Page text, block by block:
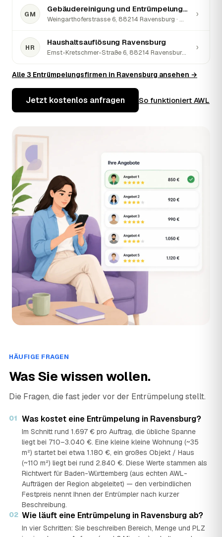
GM
Gebäudereinigung und Entrümpelung Luigi Marranghelli
Weingarthoferstrasse 6, 88214 Ravensburg · ★ 5 (2)
›
HR
Haushaltsauflösung Ravensburg
Ernst-Kretschmer-Straße 6, 88214 Ravensburg · ★ 5 (33)
›
Alle 3 Entrümpelungsfirmen in Ravensburg ansehen →
Jetzt kostenlos anfragen So funktioniert AWL
HÄUFIGE FRAGEN
Was Sie wissen wollen.
Die Fragen, die fast jeder vor der Entrümpelung stellt.
01 Was kostet eine Entrümpelung in Ravensburg?
Im Schnitt rund 1.697 € pro Auftrag, die übliche Spanne
liegt bei 710–3.040 €. Eine kleine kleine Wohnung (~35
m²) startet bei etwa 1.180 €, ein großes Objekt / Haus
(~110 m²) liegt bei rund 2.840 €. Diese Werte stammen als
Richtwert für Baden-Württemberg (aus echten AWL-
Aufträgen der Region abgeleitet) — den verbindlichen
Festpreis nennt Ihnen der Entrümpler nach kurzer
Beschreibung.
02 Wie läuft eine Entrümpelung in Ravensburg ab?
In vier Schritten: Sie beschreiben Bereich, Menge und PLZ